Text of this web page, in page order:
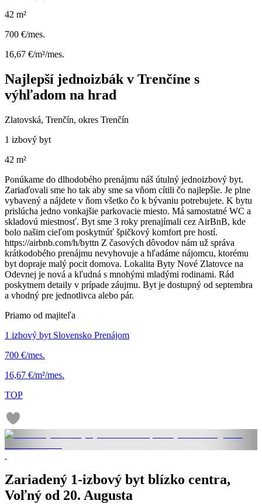
42 m²
700 €/mes.
16,67 €/m²/mes.
Najlepší jednoizbák v Trenčíne s
výhľadom na hrad
Zlatovská, Trenčín, okres Trenčín
1 izbový byt
42 m²
Ponúkame do dlhodobého prenájmu náš útulný jednoizbový byt.
Zariaďovali sme ho tak aby sme sa vňom cítili čo najlepšie. Je plne
vybavený a nájdete v ňom všetko čo k bývaniu potrebujete. K bytu
prislúcha jedno vonkajšie parkovacie miesto. Má samostatné WC a
skladovú miestnosť. Byt sme 3 roky prenajímali cez AirBnB, kde
bolo našim cieľom poskytnúť špičkový komfort pre hostí.
https://airbnb.com/h/byttn Z časových dôvodov nám už správa
krátkodobého prenájmu nevyhovuje a hľadáme nájomcu, ktorému
byt dopraje malý pocit domova. Lokalita Byty Nové Zlatovce na
Odevnej je nová a kľudná s mnohými mladými rodinami. Rád
poskytnem detaily v prípade záujmu. Byt je dostupný od septembra
a vhodný pre jednotlivca alebo pár.
Priamo od majiteľa
1 izbový byt Slovensko Prenájom
700 €/mes.
16,67 €/m²/mes.
TOP
Zariadený 1-izbový byt blízko centra,
Voľný od 20. Augusta